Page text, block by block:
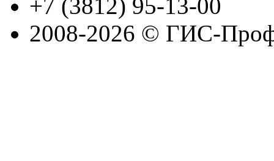
+7 (3812) 95-13-00
2008-2026 © ГИС-